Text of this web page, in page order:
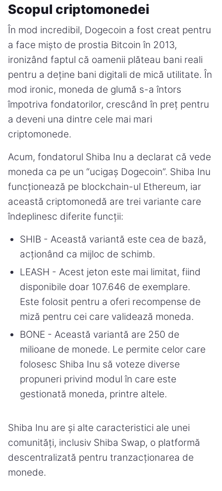
Scopul criptomonedei
În mod incredibil, Dogecoin a fost creat pentru
a face mișto de prostia Bitcoin în 2013,
ironizând faptul că oamenii plăteau bani reali
pentru a deține bani digitali de mică utilitate. În
mod ironic, moneda de glumă s-a întors
împotriva fondatorilor, crescând în preț pentru
a deveni una dintre cele mai mari
criptomonede.
Acum, fondatorul Shiba Inu a declarat că vede
moneda ca pe un “ucigaș Dogecoin”. Shiba Inu
funcționează pe blockchain-ul Ethereum, iar
această criptomonedă are trei variante care
îndeplinesc diferite funcții:
SHIB - Această variantă este cea de bază,
acționând ca mijloc de schimb.
LEASH - Acest jeton este mai limitat, fiind
disponibile doar 107.646 de exemplare.
Este folosit pentru a oferi recompense de
miză pentru cei care validează moneda.
BONE - Această variantă are 250 de
milioane de monede. Le permite celor care
folosesc Shiba Inu să voteze diverse
propuneri privind modul în care este
gestionată moneda, printre altele.
Shiba Inu are și alte caracteristici ale unei
comunități, inclusiv Shiba Swap, o platformă
descentralizată pentru tranzacționarea de
monede.